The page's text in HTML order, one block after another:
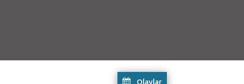
Olaylar